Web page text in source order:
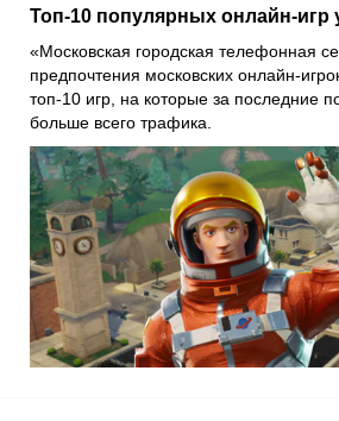
Топ-10 популярных онлайн-игр
«Московская городская телефонная
предпочтения московских онлайн-
топ-10 игр, на которые за последние
больше всего трафика.